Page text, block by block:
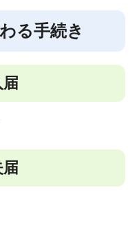
る手続き